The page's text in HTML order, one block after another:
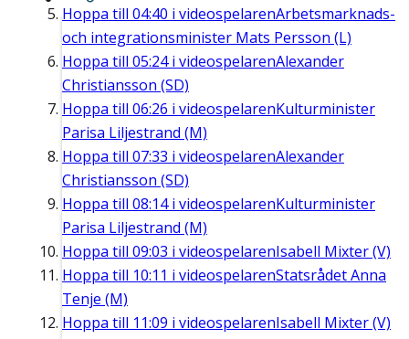
Hoppa till 04:40 i videospelarenArbetsmarknads-
och integrationsminister Mats Persson (L)
Hoppa till 05:24i videospelarenAlexander
Christiansson (SD)
Hoppa till 06:26 i videospelarenKulturminister
Parisa Liljestrand (M)
Hoppa till 07:33 i videospelarenAlexander
Christiansson (SD)
Hoppa till 08:14i videospelarenKulturminister
Parisa Liljestrand (M)
Hoppa till 09:03 i videospelarenIsabell Mixter (V)
Hoppa till 10:11 i videospelarenStatsrådet Anna
Tenje (M)
Hoppa till 11:09 i videospelarenIsabell Mixter (V)